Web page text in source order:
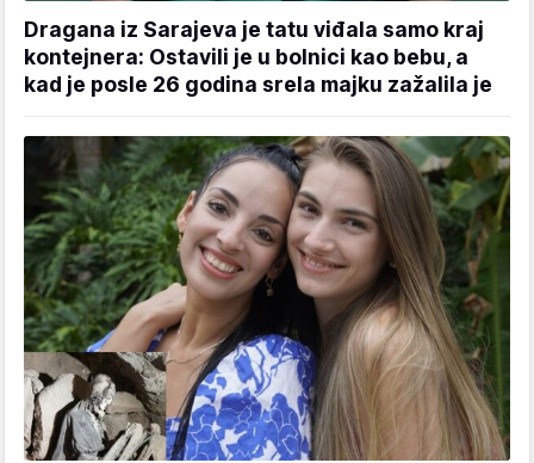
Dragana iz Sarajeva je tatu viđala samo kraj
kontejnera: Ostavili je u bolnici kao bebu, a
kad je posle 26 godina srela majku zažalila je